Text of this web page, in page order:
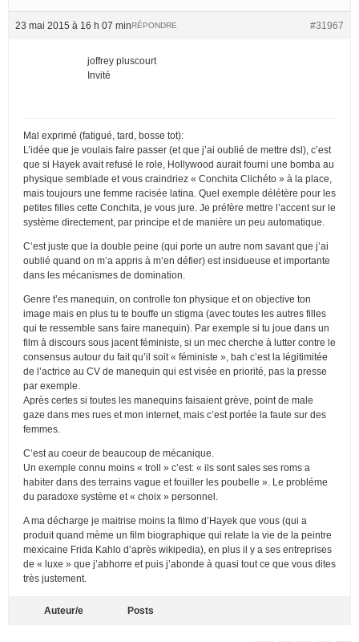
23 mai 2015 à 16 h 07 min #31967
RÉPONDRE
joffrey pluscourt
Invité
Mal exprimé (fatigué, tard, bosse tot):
L’idée que je voulais faire passer (et que j’ai oublié de mettre dsl), c’est
que si Hayek avait refusé le role, Hollywood aurait fourni une bomba au
physique semblade et vous craindriez « Conchita Clichéto » à la place,
mais toujours une femme racisée latina. Quel exemple délétère pour les
petites filles cette Conchita, je vous jure. Je préfère mettre l’accent sur le
système directement, par principe et de manière un peu automatique.
C’est juste que la double peine (qui porte un autre nom savant que j’ai
oublié quand on m’a appris à m’en défier) est insidueuse et importante
dans les mécanismes de domination.
Genre t’es manequin, on controlle ton physique et on objective ton
image mais en plus tu te bouffe un stigma (avec toutes les autres filles
qui te ressemble sans faire manequin). Par exemple si tu joue dans un
film à discours sous jacent féministe, si un mec cherche à lutter contre le
consensus autour du fait qu’il soit « féministe », bah c’est la légitimitée
de l’actrice au CV de manequin qui est visée en priorité, pas la presse
par exemple.
Après certes si toutes les manequins faisaient grève, point de male
gaze dans mes rues et mon internet, mais c’est portée la faute sur des
femmes.
C’est au coeur de beaucoup de mécanique.
Un exemple connu moins « troll » c’est: « ils sont sales ses roms a
habiter dans des terrains vague et fouiller les poubelle ». Le probléme
du paradoxe système et « choix » personnel.
A ma décharge je maitrise moins la filmo d’Hayek que vous (qui a
produit quand mème un film biographique qui relate la vie de la peintre
mexicaine Frida Kahlo d’après wikipedia), en plus il y a ses entreprises
de « luxe » que j’abhorre et puis j’abonde à quasi tout ce que vous dites
très justement.
Auteur/e Posts